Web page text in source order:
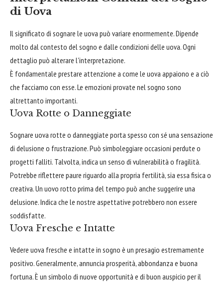
di Uova
Il significato di sognare le uova può variare enormemente. Dipende
molto dal contesto del sogno e dalle condizioni delle uova. Ogni
dettaglio può alterare l'interpretazione.
È fondamentale prestare attenzione a come le uova appaiono e a ciò
che facciamo con esse. Le emozioni provate nel sogno sono
altrettanto importanti.
Uova Rotte o Danneggiate
Sognare uova rotte o danneggiate porta spesso con sé una sensazione
di delusione o frustrazione. Può simboleggiare occasioni perdute o
progetti falliti. Talvolta, indica un senso di vulnerabilità o fragilità.
Potrebbe riflettere paure riguardo alla propria fertilità, sia essa fisica o
creativa. Un uovo rotto prima del tempo può anche suggerire una
delusione. Indica che le nostre aspettative potrebbero non essere
soddisfatte.
Uova Fresche e Intatte
Vedere uova fresche e intatte in sogno è un presagio estremamente
positivo. Generalmente, annuncia prosperità, abbondanza e buona
fortuna. È un simbolo di nuove opportunità e di buon auspicio per il